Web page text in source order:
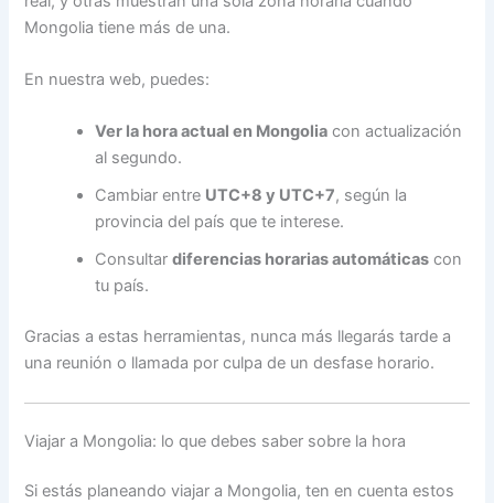
Mongolia tiene más de una.
En nuestra web, puedes:
Ver la hora actual en Mongolia con actualización
al segundo.
Cambiar entre UTC+8 y UTC+7, según la
provincia del país que te interese.
Consultardiferencias horarias automáticas con
tu país.
Gracias a estas herramientas, nunca más llegarás tarde a
una reunión o llamada por culpa de un desfase horario.
Viajar a Mongolia: lo que debes saber sobre la hora
Si estás planeando viajar a Mongolia, ten en cuenta estos